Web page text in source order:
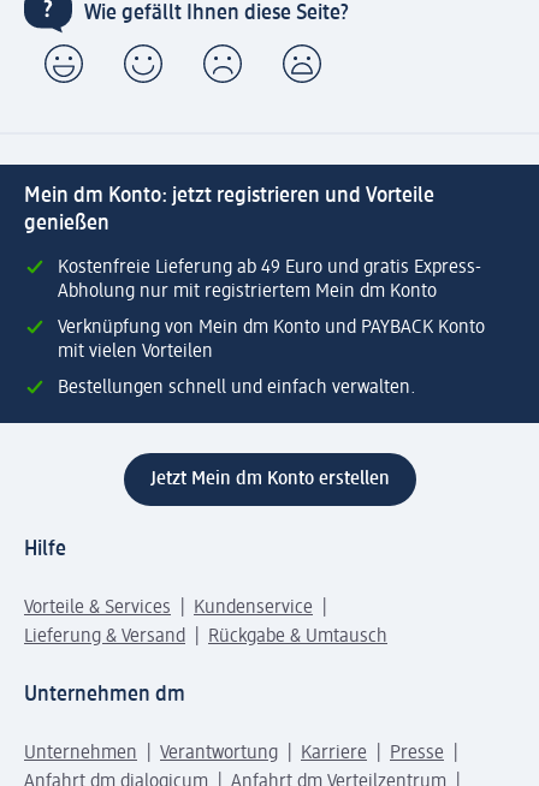
Wie gefällt Ihnen diese Seite?
Mein dm Konto: jetzt registrieren und Vorteile
genießen
Kostenfreie Lieferung ab 49 Euro und gratis Express-
Abholung nur mit registriertem Mein dm Konto
Verknüpfung von Mein dm Konto und PAYBACK Konto
mit vielen Vorteilen
Bestellungen schnell und einfach verwalten.
Jetzt Mein dm Konto erstellen
Hilfe
Vorteile & Services
Kundenservice
Lieferung & Versand
Rückgabe & Umtausch
Unternehmen dm
Unternehmen Verantwortung Karriere
Presse